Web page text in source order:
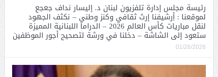
رئيسة مجلس إدارة تلفزيون لبنان د. إليسار نداف جعجع
لموقعنا : أِرشيفنا إرث ثقافي وكنز وطني – نكثف الجهود
لنقل مباريات كأس العالم 2026 – الدراما اللبنانية المميزة
ستعود إلى الشاشة – دخلنا في ورشة لتصحيح أجور الموظفين
01/26/2026